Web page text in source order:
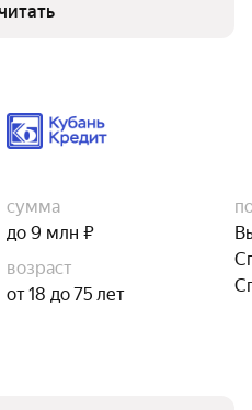
сумма
до 9 млн ₽
возраст
от 18 до 75 лет